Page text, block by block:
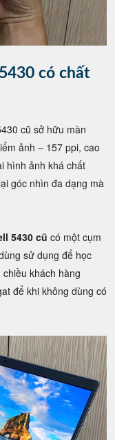
có chất
cũ sở hữu màn
ảnh – 157 ppi, cao
hình ảnh khá chất
góc nhìn đa dạng mà
5430 cũ có một cụm
sử dụng để học
khách hàng
để khi không dùng có